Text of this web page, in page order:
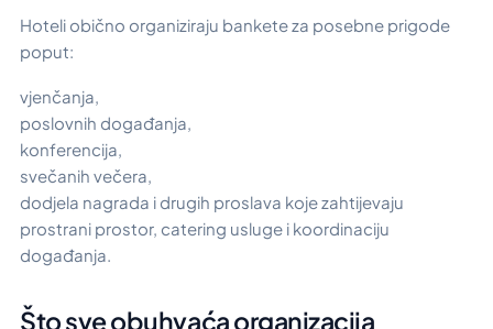
Hoteli obično organiziraju bankete za posebne prigode
poput:
vjenčanja,
poslovnih događanja,
konferencija,
svečanih večera,
dodjela nagrada i drugih proslava koje zahtijevaju
prostrani prostor, catering usluge i koordinaciju
događanja.
Što sve obuhvaća organizacija